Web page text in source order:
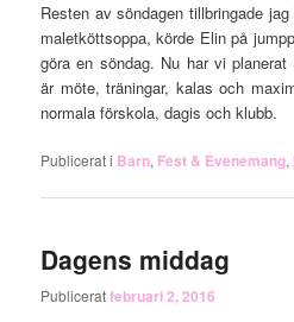
Resten av söndagen tillbringade
maletköttsoppa, körde Elin på
göra en söndag. Nu har vi
är möte, träningar, kalas och
normala förskola, dagis och klubb.
Publicerat i Barn, Fest & Evenemang,
Dagens middag
Publiceratfebruari 2, 2016